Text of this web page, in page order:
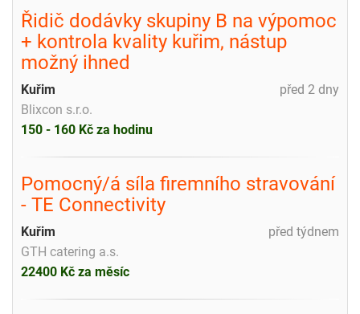
Řidič dodávky skupiny B na výpomoc
+ kontrola kvality kuřim, nástup
možný ihned
před 2 dny
Kuřim
Blixcon s.r.o.
150 - 160 Kč za hodinu
Pomocný/á síla firemního stravování
- TE Connectivity
před týdnem
Kuřim
GTH catering a.s.
22400 Kč za měsíc